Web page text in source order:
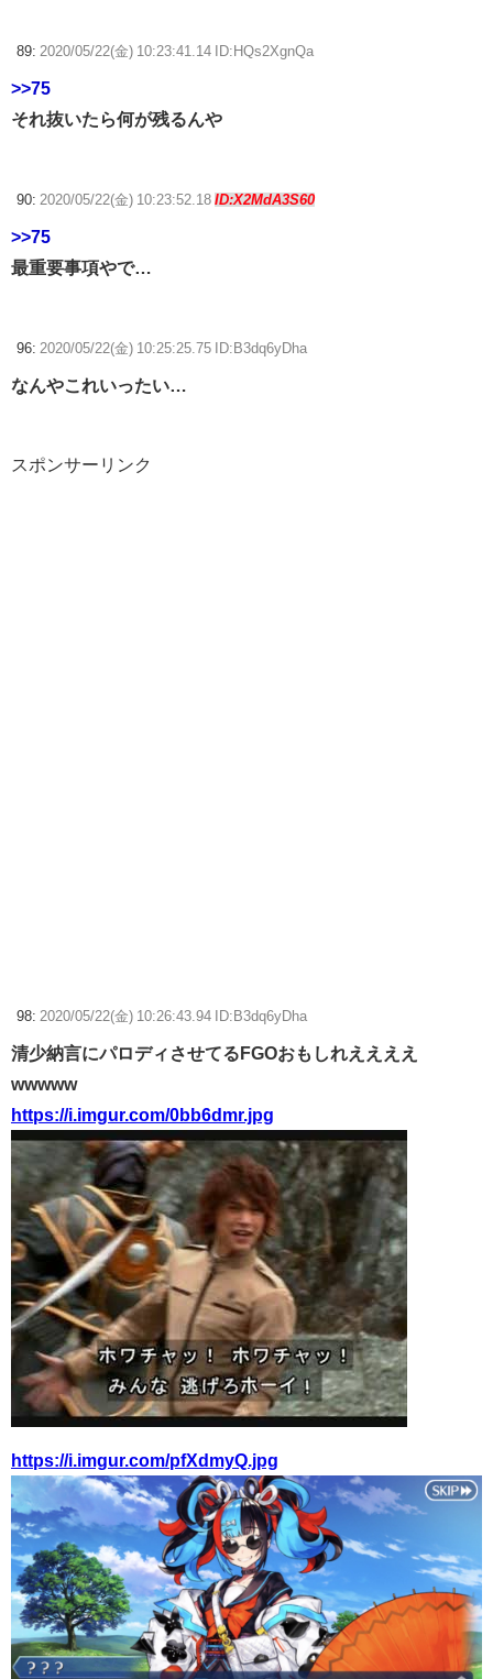
89: 2020/05/22(金) 10:23:41.14 ID:HQs2XgnQa
>>75
それ抜いたら何が残るんや
90: 2020/05/22(金) 10:23:52.18 ID:X2MdA3S60
>>75
最重要事項やで…
96: 2020/05/22(金) 10:25:25.75 ID:B3dq6yDha
なんやこれいったい…
スポンサーリンク
98: 2020/05/22(金) 10:26:43.94 ID:B3dq6yDha
清少納言にパロディさせてるFGOおもしれええええ
wwwww
https://i.imgur.com/0bb6dmr.jpg
https://i.imgur.com/pfXdmyQ.jpg